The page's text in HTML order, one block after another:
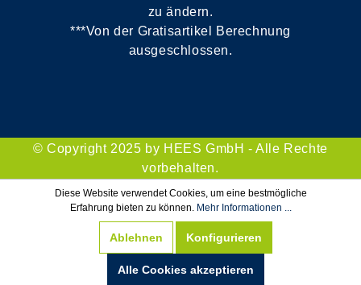
zu ändern.
***Von der Gratisartikel Berechnung
ausgeschlossen.
© Copyright 2025 by HEES GmbH - Alle Rechte
vorbehalten.
Diese Website verwendet Cookies, um eine bestmögliche
Erfahrung bieten zu können. Mehr Informationen ...
Ablehnen Konfigurieren
Alle Cookies akzeptieren